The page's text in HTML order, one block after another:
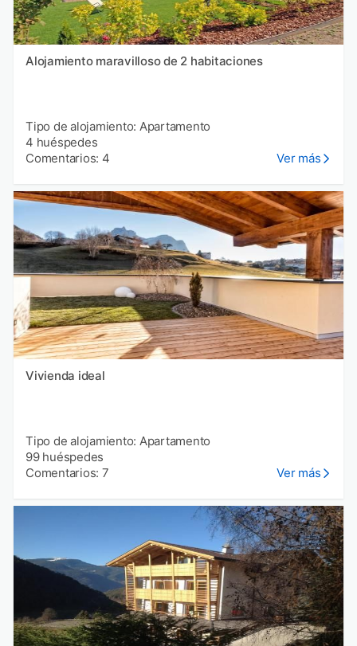
Alojamiento maravilloso de 2 habitaciones
Tipo de alojamiento: Apartamento
4 huéspedes
Comentarios: 4
Ver más
Vivienda ideal
Tipo de alojamiento: Apartamento
99 huéspedes
Comentarios: 7
Ver más